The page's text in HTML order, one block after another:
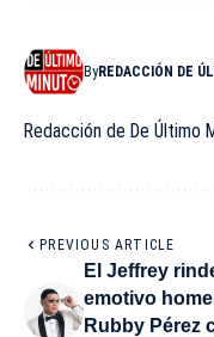
ByREDACCIÓN DE
Redacción de De Último
PREVIOUS ARTICLE
El Jeffrey
emotivo
Rubby Pérez